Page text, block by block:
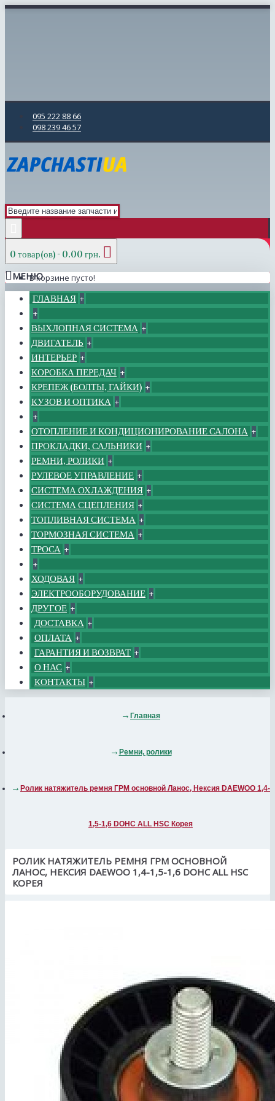
095 222 88 66
098 239 46 57
0 товар(ов) - 0.00 грн.
В корзине пусто!
МЕНЮ
ГЛАВНАЯ +
+
ВЫХЛОПНАЯ СИСТЕМА +
ДВИГАТЕЛЬ +
ИНТЕРЬЕР +
КОРОБКА ПЕРЕДАЧ +
КРЕПЕЖ (БОЛТЫ, ГАЙКИ) +
КУЗОВ И ОПТИКА +
+
ОТОПЛЕНИЕ И КОНДИЦИОНИРОВАНИЕ САЛОНА +
ПРОКЛАДКИ, САЛЬНИКИ +
РЕМНИ, РОЛИКИ +
РУЛЕВОЕ УПРАВЛЕНИЕ +
СИСТЕМА ОХЛАЖДЕНИЯ +
СИСТЕМА СЦЕПЛЕНИЯ +
ТОПЛИВНАЯ СИСТЕМА +
ТОРМОЗНАЯ СИСТЕМА +
ТРОСА +
+
ХОДОВАЯ +
ЭЛЕКТРООБОРУДОВАНИЕ +
ДРУГОЕ +
ДОСТАВКА +
ОПЛАТА +
ГАРАНТИЯ И ВОЗВРАТ +
О НАС +
КОНТАКТЫ +
Главная
Ремни, ролики
Ролик натяжитель ремня ГРМ основной Ланос, Нексия DAEWOO 1,4-
1,5-1,6 DOHC ALL HSC Корея
РОЛИК НАТЯЖИТЕЛЬ РЕМНЯ ГРМ ОСНОВНОЙ
ЛАНОС, НЕКСИЯ DAEWOO 1,4-1,5-1,6 DOHC ALL HSC
КОРЕЯ